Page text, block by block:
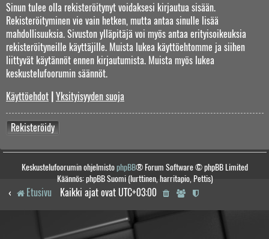
Sinun tulee olla rekisteröitynyt voidaksesi kirjautua sisään.
Rekisteröityminen vie vain hetken, mutta antaa sinulle lisää
mahdollisuuksia. Sivuston ylläpitäjä voi myös antaa erityisoikeuksia
rekisteröityneille käyttäjille. Muista lukea käyttöehtomme ja siihen
liittyvät käytännöt ennen kirjautumista. Muista myös lukea
keskustelufoorumin säännöt.
Käyttöehdot Yksityisyyden suoja
Rekisteröidy
Keskustelufoorumin ohjelmistophpBB® Forum Software © phpBB Limited
Käännös: phpBB Suomi (lurttinen, harritapio, Pettis)
Etusivu Kaikki ajat ovat UTC+03:00